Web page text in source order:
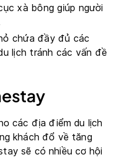
xà bông giúp người
chứa đầy đủ các
lịch tránh các vấn đề
các địa điểm du lịch
khách đổ về tăng
sẽ có nhiều cơ hội